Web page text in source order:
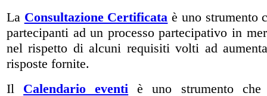
La Consultazione Certificata è uno strumento
partecipanti ad un processo partecipativo in
nel rispetto di alcuni requisiti volti ad
risposte fornite.
Il Calendario eventi è uno strumento che